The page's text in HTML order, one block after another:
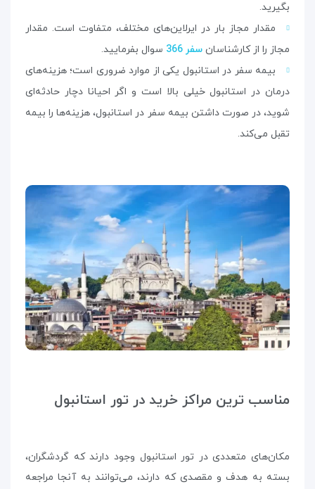
بگیرید.
مقدار مجاز بار در ایرلاین‌های مختلف، متفاوت است. مقدار
مجاز را از کارشناسان سفر 366
سوال بفرمایید.
بیمه سفر در استانبول یکی از موارد ضروری است؛ هزینه‌های
درمان در استانبول خیلی بالا است و اگر احیانا دچار حادثه‌ای
شوید، در صورت داشتن بیمه سفر در استانبول، هزینه‌ها را بیمه
تقبل می‌کند.
مناسب ترین مراکز خرید در تور استانبول
مکان‌های متعددی در تور استانبول وجود دارند که گردشگران،
بسته به هدف و مقصدی که دارند، می‌توانند به آنجا مراجعه